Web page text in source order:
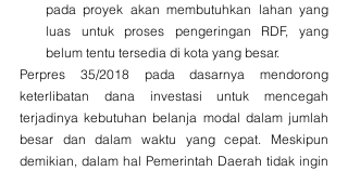
pada proyek akan membutuhkan lahan yang
luas untuk proses pengeringan RDF, yang
belum tentu tersedia di kota yang besar.
Perpres 35/2018 pada dasarnya mendorong
keterlibatan dana investasi untuk mencegah
terjadinya kebutuhan belanja modal dalam jumlah
besar dan dalam waktu yang cepat. Meskipun
demikian, dalam hal Pemerintah Daerah tidak ingin